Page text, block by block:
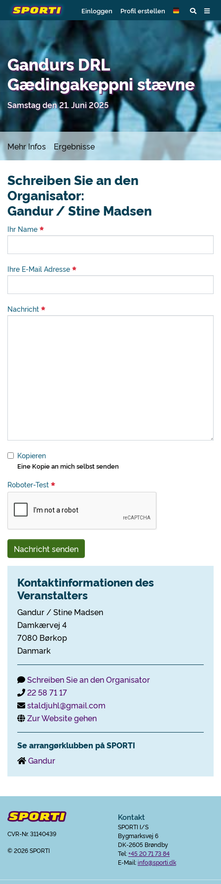
Einloggen Profil erstellen
Gandurs DRL
Gædingakeppni stævne
Samstag den 21. Juni 2025
Mehr Infos Ergebnisse
Schreiben Sie an den
Organisator:
Gandur / Stine Madsen
Ihr Name
Ihre E-Mail Adresse
Nachricht
Kopieren
Eine Kopie an mich selbst senden
Roboter-Test
Nachricht senden
Kontaktinformationen des
Veranstalters
Gandur / Stine Madsen
Damkærvej 4
7080 Børkop
Danmark
Schreiben Sie an den Organisator
22 58 71 17
staldjuhl@gmail.com
Zur Website gehen
Se arrangørklubben på SPORTI
Gandur
CVR-Nr. 31140439
© 2026 SPORTI
Kontakt
SPORTI I/S
Bygmarksvej 6
DK-2605 Brøndby
Tel:+45 20 71 73 84
E-Mail:info@sporti.dk